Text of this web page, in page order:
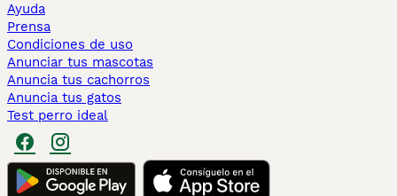
Ayuda
Prensa
Condiciones de uso
Anunciar tus mascotas
Anuncia tus cachorros
Anuncia tus gatos
Test perro ideal